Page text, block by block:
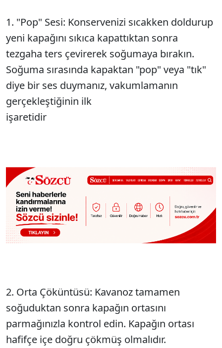
1. "Pop" Sesi: Konservenizi sıcakken doldurup
yeni kapağını sıkıca kapattıktan sonra
tezgaha ters çevirerek soğumaya bırakın.
Soğuma sırasında kapaktan "pop" veya "tık"
diye bir ses duymanız, vakumlamanın
gerçekleştiğinin ilk
işaretidir
2. Orta Çöküntüsü: Kavanoz tamamen
soğuduktan sonra kapağın ortasını
parmağınızla kontrol edin. Kapağın ortası
hafifçe içe doğru çökmüş olmalıdır.